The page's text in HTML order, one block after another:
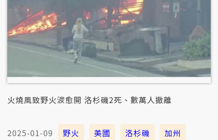
火燒風致野火湠愈開 洛杉磯2死、數萬人撤離
2025-01-09 野火 美國 洛杉磯 加州